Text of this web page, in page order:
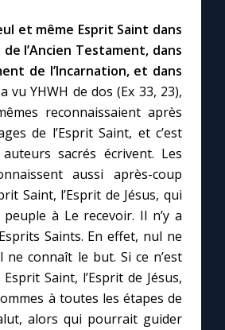
et même Esprit Saint dans
l’Ancien Testament, dans
de l’Incarnation, et dans
vu YHWH de dos (Ex 33, 23),
reconnaissaient après
de l’Esprit Saint, et c’est
sacrés écrivent. Les
aussi après-coup
Saint, l’Esprit de Jésus, qui
à Le recevoir. Il n’y a
Saints. En effet, nul ne
ne connaît le but. Si ce n’est
Saint, l’Esprit de Jésus,
à toutes les étapes de
alors qui pourrait guider